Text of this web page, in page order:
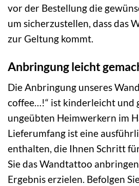
vor der Bestellung die
um sicherzustellen, dass das
zur Geltung kommt.
Anbringung leicht
Die Anbringung unseres
coffee…!“ ist kinderleicht und
ungeübten Heimwerkern im
Lieferumfang ist eine
enthalten, die Ihnen Schritt
Sie das Wandtattoo
Ergebnis erzielen. Befolgen